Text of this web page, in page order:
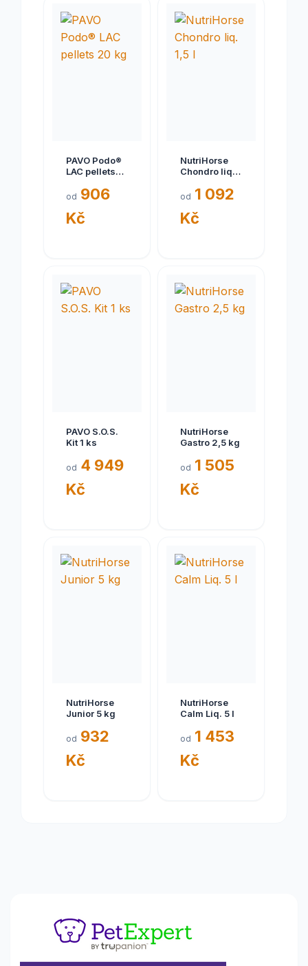
PAVO Podo®
LAC pellets
od 906
Kč
NutriHorse
Chondro liq.
od 1 092
Kč
PAVO S.O.S.
Kit 1 ks
od 4 949
Kč
NutriHorse
Gastro 2,5 kg
od 1 505
Kč
NutriHorse
Junior 5 kg
od 932
Kč
NutriHorse
Calm Liq. 5 l
od 1 453
Kč